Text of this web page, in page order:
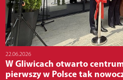
22.06.2026
W Gliwicach otwarto
pierwszy w Polsce tak